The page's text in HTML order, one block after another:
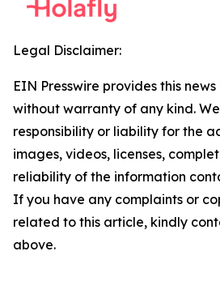
Legal Disclaimer:
EIN Presswire provides this
without warranty of any kind.
responsibility or liability for the
images, videos, licenses,
reliability of the information
If you have any complaints or
related to this article, kindly
above.